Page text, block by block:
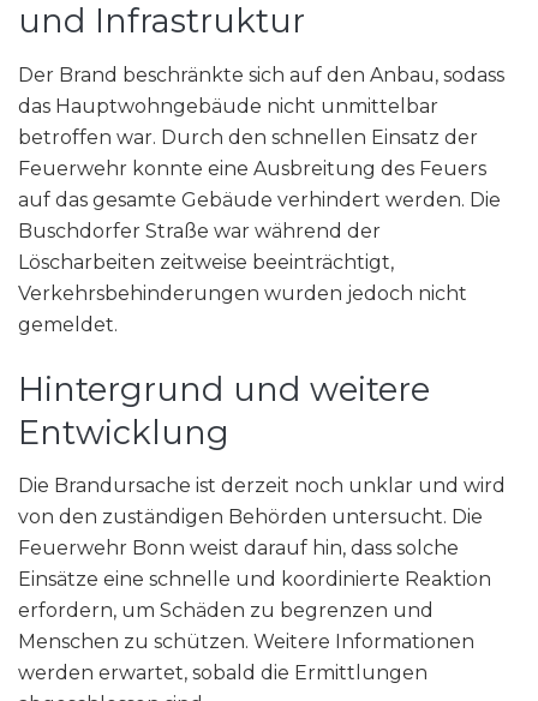
und Infrastruktur
Der Brand beschränkte sich auf den Anbau, sodass
das Hauptwohngebäude nicht unmittelbar
betroffen war. Durch den schnellen Einsatz der
Feuerwehr konnte eine Ausbreitung des Feuers
auf das gesamte Gebäude verhindert werden. Die
Buschdorfer Straße war während der
Löscharbeiten zeitweise beeinträchtigt,
Verkehrsbehinderungen wurden jedoch nicht
gemeldet.
Hintergrund und weitere
Entwicklung
Die Brandursache ist derzeit noch unklar und wird
von den zuständigen Behörden untersucht. Die
Feuerwehr Bonn weist darauf hin, dass solche
Einsätze eine schnelle und koordinierte Reaktion
erfordern, um Schäden zu begrenzen und
Menschen zu schützen. Weitere Informationen
werden erwartet, sobald die Ermittlungen